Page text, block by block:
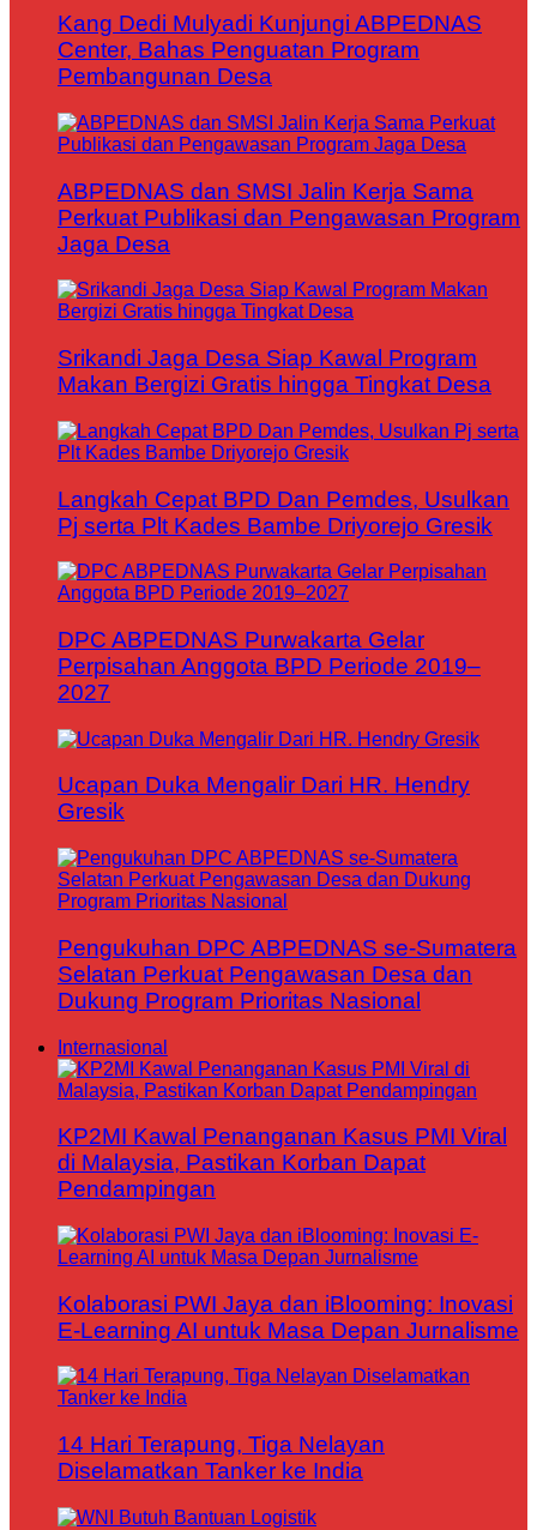
Kang Dedi Mulyadi Kunjungi ABPEDNAS
Center, Bahas Penguatan Program
Pembangunan Desa
ABPEDNAS dan SMSI Jalin Kerja Sama
Perkuat Publikasi dan Pengawasan Program
Jaga Desa
Srikandi Jaga Desa Siap Kawal Program
Makan Bergizi Gratis hingga Tingkat Desa
Langkah Cepat BPD Dan Pemdes, Usulkan
Pj serta Plt Kades Bambe Driyorejo Gresik
DPC ABPEDNAS Purwakarta Gelar
Perpisahan Anggota BPD Periode 2019–
2027
Ucapan Duka Mengalir Dari HR. Hendry
Gresik
Pengukuhan DPC ABPEDNAS se-Sumatera
Selatan Perkuat Pengawasan Desa dan
Dukung Program Prioritas Nasional
Internasional
KP2MI Kawal Penanganan Kasus PMI Viral
di Malaysia, Pastikan Korban Dapat
Pendampingan
Kolaborasi PWI Jaya dan iBlooming: Inovasi
E-Learning AI untuk Masa Depan Jurnalisme
14 Hari Terapung, Tiga Nelayan
Diselamatkan Tanker ke India